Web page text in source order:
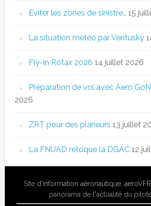
Eviter les zones de sinistre… 15
La situation météo par Ventusky
Fly-in Rotax 2026 14 juillet 2026
Préparation de vol avec Aero
2026
ZRT pour des planeurs 13 juillet
La FNUAD retoque la DGAC 12
Site d'information aéronautique ,
panorama de l'actualité du pilote